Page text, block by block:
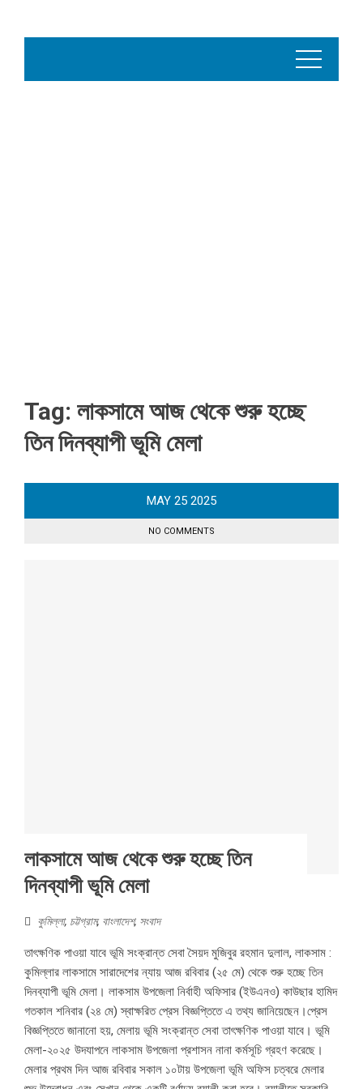
Tag: লাকসামে আজ থেকে শুরু হচ্ছে
তিন দিনব্যাপী ভূমি মেলা
MAY 25 2025
NO COMMENTS
লাকসামে আজ থেকে শুরু হচ্ছে তিন
দিনব্যাপী ভূমি মেলা
কুমিল্লা, চট্টগ্রাম, বাংলাদেশ, সংবাদ
তাৎক্ষণিক পাওয়া যাবে ভূমি সংক্রান্ত সেবা সৈয়দ মুজিবুর রহমান দুলাল, লাকসাম :
কুমিল্লার লাকসামে সারাদেশের ন্যায় আজ রবিবার (২৫ মে) থেকে শুরু হচ্ছে তিন
দিনব্যাপী ভূমি মেলা। লাকসাম উপজেলা নির্বাহী অফিসার (ইউএনও) কাউছার হামিদ
গতকাল শনিবার (২৪ মে) স্বাক্ষরিত প্রেস বিজ্ঞপ্তিতে এ তথ্য জানিয়েছেন।প্রেস
বিজ্ঞপ্তিতে জানানো হয়, মেলায় ভূমি সংক্রান্ত সেবা তাৎক্ষণিক পাওয়া যাবে। ভূমি
মেলা-২০২৫ উদযাপনে লাকসাম উপজেলা প্রশাসন নানা কর্মসূচি গ্রহণ করেছে।
মেলার প্রথম দিন আজ রবিবার সকাল ১০টায় উপজেলা ভূমি অফিস চত্বরে মেলার